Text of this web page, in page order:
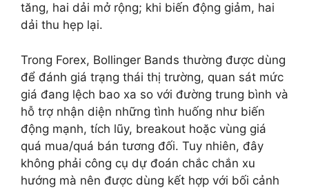
tăng, hai dải mở rộng; khi biến động giảm, hai
dải thu hẹp lại.
Trong Forex, Bollinger Bands thường được dùng
để đánh giá trạng thái thị trường, quan sát mức
giá đang lệch bao xa so với đường trung bình và
hỗ trợ nhận diện những tình huống như biến
động mạnh, tích lũy, breakout hoặc vùng giá
quá mua/quá bán tương đối. Tuy nhiên, đây
không phải công cụ dự đoán chắc chắn xu
hướng mà nên được dùng kết hợp với bối cảnh